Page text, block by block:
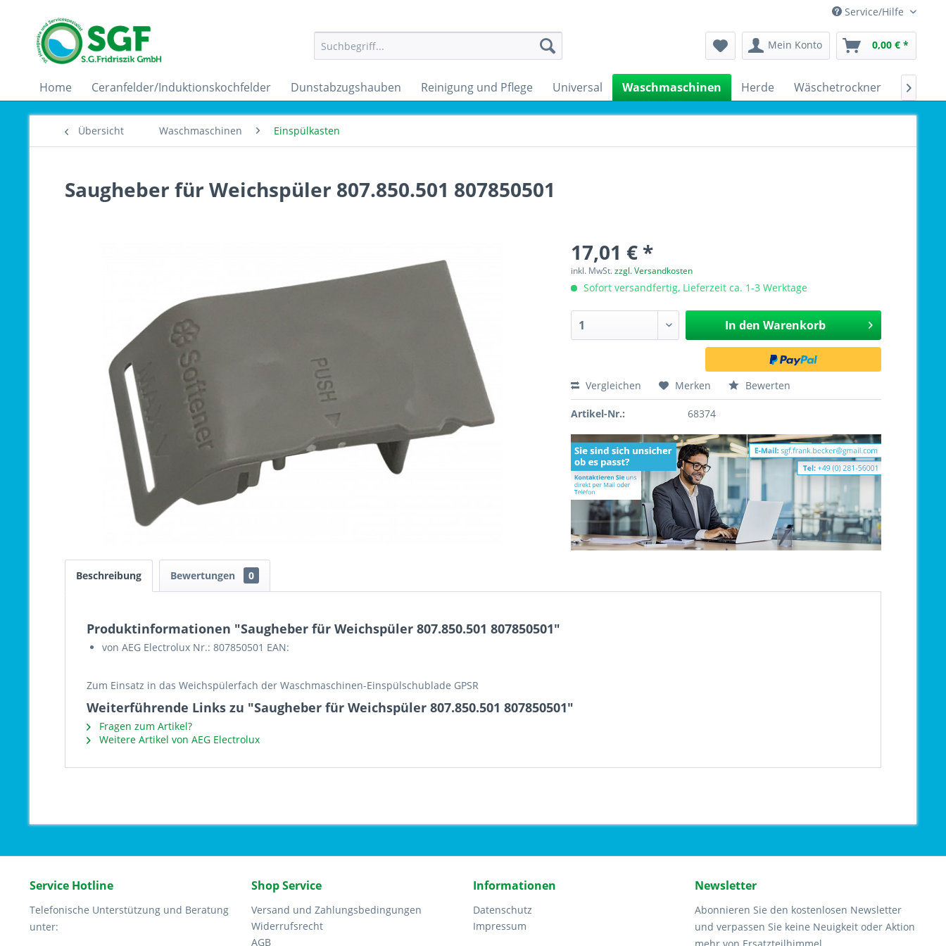
Service/Hilfe
Mein Konto 0,00 € *
Home Ceranfelder/Induktionskochfelder Dunstabzugshauben Reinigung und Pflege Universal Waschmaschinen Herde Wäschetrockner 
Übersicht Waschmaschinen Einspülkasten
Saugheber für Weichspüler 807.850.501 807850501
17,01 € *
inkl. MwSt.zzgl. Versandkosten
Sofort versandfertig, Lieferzeit ca. 1-3 Werktage
In den Warenkorb
Vergleichen Merken Bewerten
Artikel-Nr.: 68374
Beschreibung Bewertungen 0
Produktinformationen "Saugheber für Weichspüler 807.850.501 807850501"
von AEG Electrolux Nr.: 807850501 EAN:
Zum Einsatz in das Weichspülerfach der Waschmaschinen-Einspülschublade GPSR
Weiterführende Links zu "Saugheber für Weichspüler 807.850.501 807850501"
Fragen zum Artikel?
Weitere Artikel von AEG Electrolux
Service Hotline
Telefonische Unterstützung und Beratung
unter:
Shop Service
Versand und Zahlungsbedingungen
Widerrufsrecht
AGB
Informationen
Datenschutz
Impressum
Newsletter
Abonnieren Sie den kostenlosen Newsletter
und verpassen Sie keine Neuigkeit oder Aktion